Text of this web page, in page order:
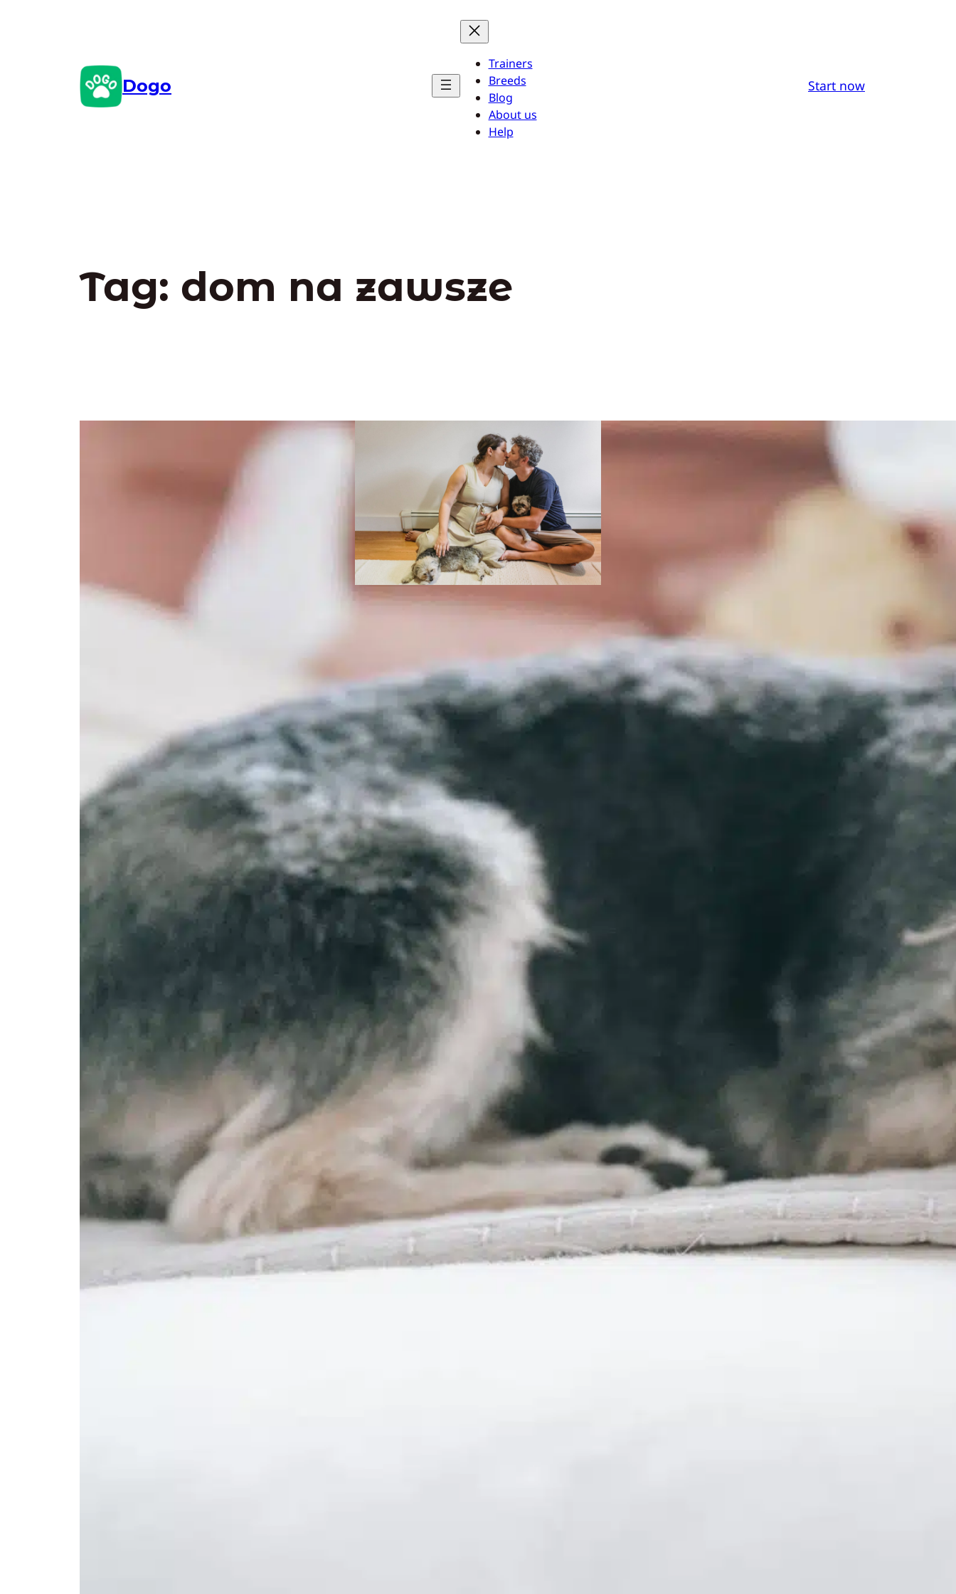
Dogo
Trainers
Breeds
Blog
About us
Help
Start now
Tag: dom na zawsze
Kiedy jest
Narodowy Dzień
Szczeniaka?
In Pozytywne szkolenie psów
Narodowy Dzień Szczeniąt obchodzony jest
corocznie 23 marca. Ta wyjątkowa okazja ma
na celu podniesienie świadomości na temat
znaczenia adopcji i ratowania psów w
potrzebie, jednocześnie celebrując radość,
jaką szczenięta wnoszą do naszego życia. Ich
figlarna natura, bezgraniczna energia i
bezwarunkowa miłość mogą stworzyć
ogromne szczęście i towarzystwo. Ten dzień
służy jako przypomnienie, aby uhonorować…
Find out more
dom na zawsze , futrzani przyjaciele futrzany przyjaciel
kolega pies, posiadanie psa przynieść życie,
wydarzenia
społecznościowe